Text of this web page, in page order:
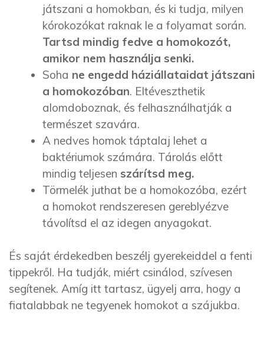
játszani a homokban, és ki tudja, milyen
kórokozókat raknak le a folyamat során.
Tartsd mindig fedve a homokozót,
amikor nem használja senki.
Soha ne engedd háziállataidat játszani
a homokozóban. Eltéveszthetik
alomdoboznak, és felhasználhatják a
természet szavára.
A nedves homok táptalaj lehet a
baktériumok számára. Tárolás előtt
mindig teljesen szárítsd meg.
Törmelék juthat be a homokozóba, ezért
a homokot rendszeresen gereblyézve
távolítsd el az idegen anyagokat.
És saját érdekedben beszélj gyerekeiddel a fenti
tippekről. Ha tudják, miért csinálod, szívesen
segítenek. Amíg itt tartasz, ügyelj arra, hogy a
fiatalabbak ne tegyenek homokot a szájukba.